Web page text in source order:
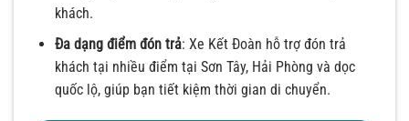
khách.
Đa dạng điểm đón trả: Xe Kết Đoàn hỗ trợ đón trả
khách tại nhiều điểm tại Sơn Tây, Hải Phòng và dọc
quốc lộ, giúp bạn tiết kiệm thời gian di chuyển.